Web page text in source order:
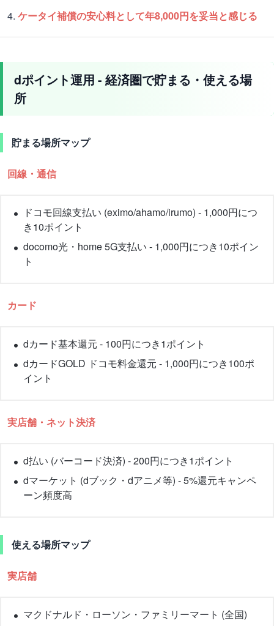
4. ケータイ補償の安心料として年8,000円を妥当と感じる
dポイント運用 - 経済圏で貯まる・使える場
所
貯まる場所マップ
回線・通信
ドコモ回線支払い (eximo/ahamo/irumo) - 1,000円につ
き10ポイント
docomo光・home 5G支払い - 1,000円につき10ポイン
ト
カード
dカード基本還元 - 100円につき1ポイント
dカードGOLD ドコモ料金還元 - 1,000円につき100ポ
イント
実店舗・ネット決済
d払い (バーコード決済) - 200円につき1ポイント
dマーケット (dブック・dアニメ等) - 5%還元キャンペ
ーン頻度高
使える場所マップ
実店舗
マクドナルド・ローソン・ファミリーマート (全国)